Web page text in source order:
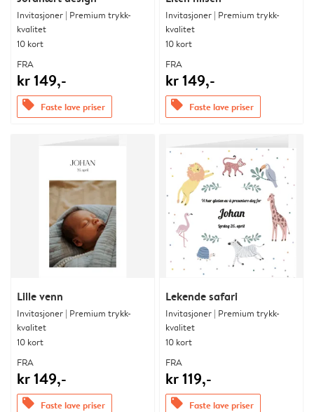
Invitasjoner | Premium trykk-
kvalitet
10 kort
FRA
kr 149,-
offers Faste lave priser
Invitasjoner | Premium trykk-
kvalitet
10 kort
FRA
kr 149,-
offers Faste lave priser
Lille venn
Invitasjoner | Premium trykk-
kvalitet
10 kort
FRA
kr 149,-
offers Faste lave priser
Lekende safari
Invitasjoner | Premium trykk-
kvalitet
10 kort
FRA
kr 119,-
offers Faste lave priser